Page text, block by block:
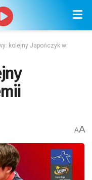
kolejny Japończyk w
AA